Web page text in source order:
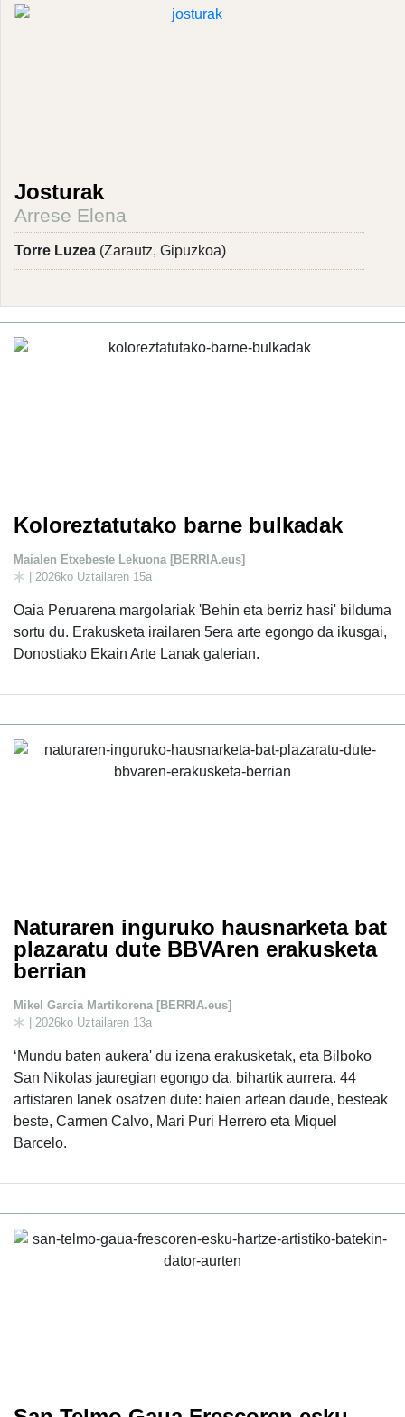
Josturak
Arrese Elena
Torre Luzea (Zarautz, Gipuzkoa)
Koloreztatutako barne bulkadak
Maialen Etxebeste Lekuona [BERRIA.eus]
| 2026ko Uztailaren 15a
Oaia Peruarena margolariak 'Behin eta berriz hasi' bilduma
sortu du. Erakusketa irailaren 5era arte egongo da ikusgai,
Donostiako Ekain Arte Lanak galerian.
Naturaren inguruko hausnarketa bat
plazaratu dute BBVAren erakusketa
berrian
Mikel Garcia Martikorena [BERRIA.eus]
| 2026ko Uztailaren 13a
‘Mundu baten aukera' du izena erakusketak, eta Bilboko
San Nikolas jauregian egongo da, bihartik aurrera. 44
artistaren lanek osatzen dute: haien artean daude, besteak
beste, Carmen Calvo, Mari Puri Herrero eta Miquel
Barcelo.